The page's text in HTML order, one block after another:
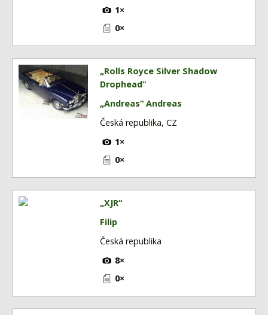
1×
0×
„Rolls Royce Silver Shadow
Drophead“
„Andreas“ Andreas
Česká republika, CZ
1×
0×
„XJR“
Filip
Česká republika
8×
0×